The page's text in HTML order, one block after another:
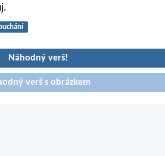
Náhodný verš!
verš s obrázkem